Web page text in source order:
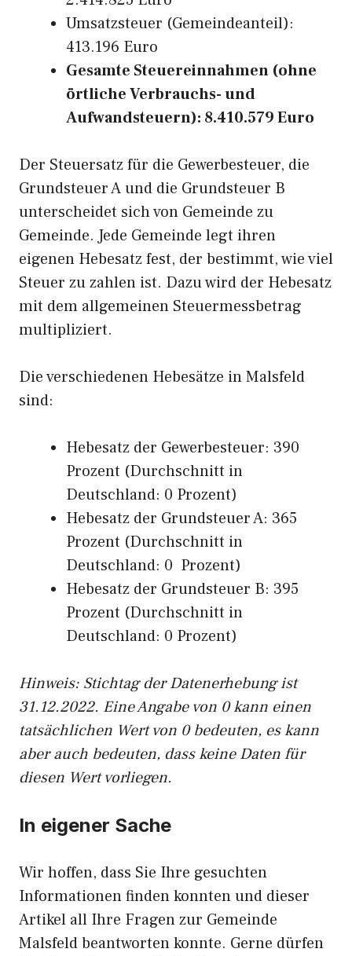
Umsatzsteuer (Gemeindeanteil):
413.196 Euro
Gesamte Steuereinnahmen (ohne
örtliche Verbrauchs- und
Aufwandsteuern): 8.410.579 Euro
Der Steuersatz für die Gewerbesteuer, die
Grundsteuer A und die Grundsteuer B
unterscheidet sich von Gemeinde zu
Gemeinde. Jede Gemeinde legt ihren
eigenen Hebesatz fest, der bestimmt, wie viel
Steuer zu zahlen ist. Dazu wird der Hebesatz
mit dem allgemeinen Steuermessbetrag
multipliziert.
Die verschiedenen Hebesätze in Malsfeld
sind:
Hebesatz der Gewerbesteuer: 390
Prozent (Durchschnitt in
Deutschland: 0 Prozent)
Hebesatz der Grundsteuer A: 365
Prozent (Durchschnitt in
Deutschland: 0 Prozent)
Hebesatz der Grundsteuer B: 395
Prozent (Durchschnitt in
Deutschland: 0 Prozent)
Hinweis: Stichtag der Datenerhebung ist
31.12.2022. Eine Angabe von 0 kann einen
tatsächlichen Wert von 0 bedeuten, es kann
aber auch bedeuten, dass keine Daten für
diesen Wert vorliegen.
In eigener Sache
Wir hoffen, dass Sie Ihre gesuchten
Informationen finden konnten und dieser
Artikel all Ihre Fragen zur Gemeinde
Malsfeld beantworten konnte. Gerne dürfen